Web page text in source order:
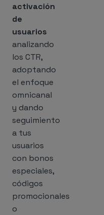
activación
de
usuarios
analizando
los CTR,
adoptando
el enfoque
omnicanal
y dando
seguimiento
a tus
usuarios
con bonos
especiales,
códigos
promocionales
o